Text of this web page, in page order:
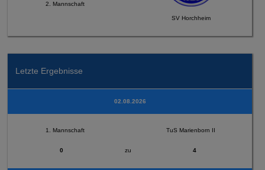
2. Mannschaft
SV Horchheim
Letzte Ergebnisse
02.08.2026
1. Mannschaft TuS Marienborn II
0 zu 4